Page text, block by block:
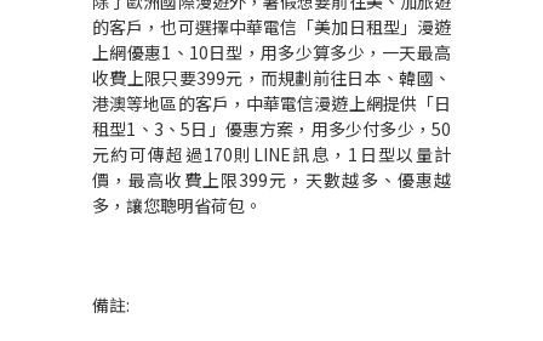
的客戶，也可選擇中華電信「美加日租型」漫遊
上網優惠1、10日型，用多少算多少，一天最高
收費上限只要399元，而規劃前往日本、韓國、
港澳等地區的客戶，中華電信漫遊上網提供「日
租型1、3、5日」優惠方案，用多少付多少，50
元約可傳超過170則LINE訊息，1日型以量計
價，最高收費上限399元，天數越多、優惠越
多，讓您聰明省荷包。
備註: